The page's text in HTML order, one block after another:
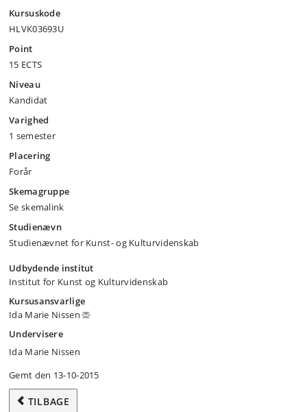
Kursuskode
HLVK03693U
Point
15 ECTS
Niveau
Kandidat
Varighed
1 semester
Placering
Forår
Skemagruppe
Se skemalink
Studienævn
Studienævnet for Kunst- og Kulturvidenskab
Udbydende institut
Institut for Kunst og Kulturvidenskab
Kursusansvarlige
Ida Marie Nissen
Undervisere
Ida Marie Nissen
Gemt den 13-10-2015
TILBAGE